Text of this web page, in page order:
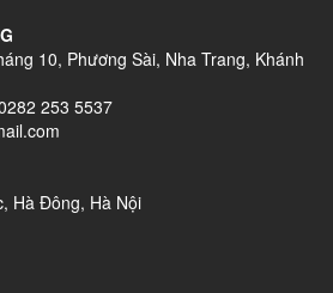
10, Phương Sài, Nha Trang, Khánh
253 5537
Hà Đông, Hà Nội